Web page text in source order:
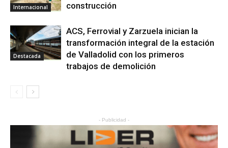
Internacional
construcción
Destacada
ACS, Ferrovial y Zarzuela inician la
transformación integral de la estación
de Valladolid con los primeros
trabajos de demolición
- Publicidad -